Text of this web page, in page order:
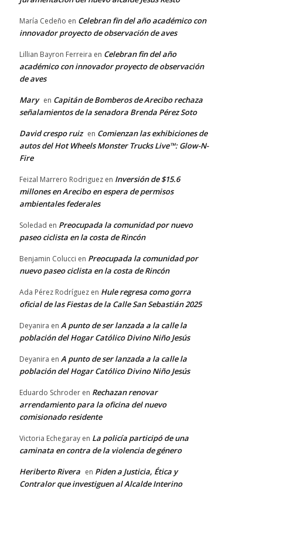
María Cedeño en Celebran fin del año académico con
innovador proyecto de observación de aves
Lillian Bayron Ferreira en Celebran fin del año
académico con innovador proyecto de observación
de aves
Mary en Capitán de Bomberos de Arecibo rechaza
señalamientos de la senadora Brenda Pérez Soto
David crespo ruiz en Comienzan las exhibiciones de
autos del Hot Wheels Monster Trucks Live™: Glow-N-
Fire
Feizal Marrero Rodriguez en Inversión de $15.6
millones en Arecibo en espera de permisos
ambientales federales
Soledad en Preocupada la comunidad por nuevo
paseo ciclista en la costa de Rincón
Benjamin Colucci en Preocupada la comunidad por
nuevo paseo ciclista en la costa de Rincón
Ada Pérez Rodríguez en Hule regresa como gorra
oficial de las Fiestas de la Calle San Sebastián 2025
Deyanira en A punto de ser lanzada a la calle la
población del Hogar Católico Divino Niño Jesús
Deyanira en A punto de ser lanzada a la calle la
población del Hogar Católico Divino Niño Jesús
Eduardo Schroder en Rechazan renovar
arrendamiento para la oficina del nuevo
comisionado residente
Victoria Echegaray en La policía participó de una
caminata en contra de la violencia de género
Heriberto Rivera en Piden a Justicia, Ética y
Contralor que investiguen al Alcalde Interino